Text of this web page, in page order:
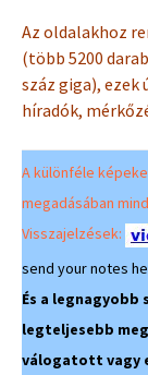
Az oldalakhoz
(több 5200
száz giga), ezek
híradók,
A különféle
megadásában
Visszajelzések:
send your notes
És a
legteljesebb
válogatott vagy